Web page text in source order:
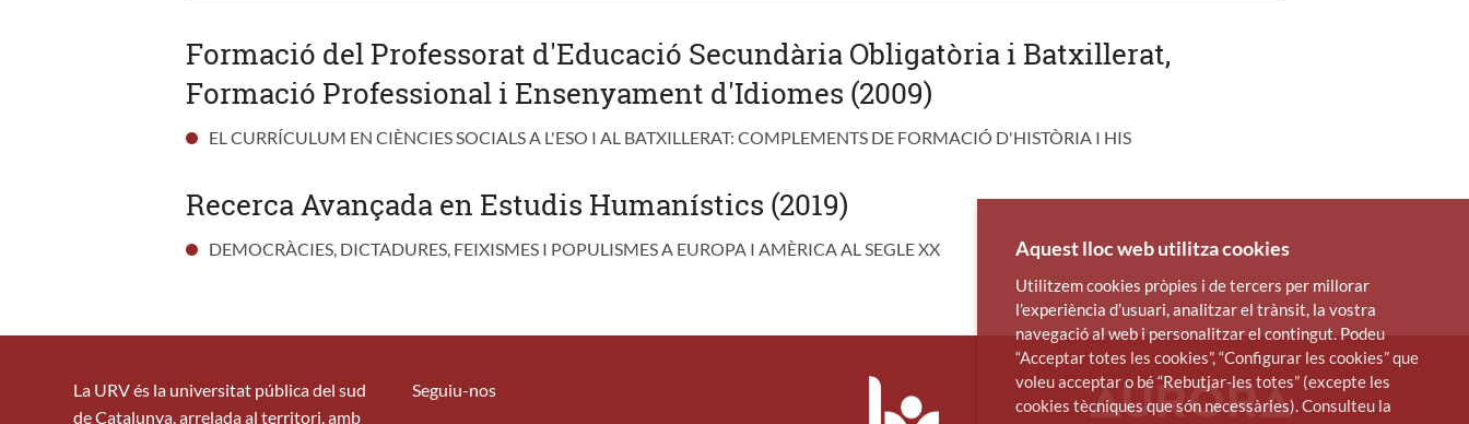
Formació del Professorat d'Educació Secundària Obligatòria i Batxillerat,
Formació Professional i Ensenyament d'Idiomes (2009)
EL CURRÍCULUM EN CIÈNCIES SOCIALS A L'ESO I AL BATXILLERAT: COMPLEMENTS DE FORMACIÓ D'HISTÒRIA I HIS
Recerca Avançada en Estudis Humanístics (2019)
DEMOCRÀCIES, DICTADURES, FEIXISMES I POPULISMES A EUROPA I AMÈRICA AL SEGLE XX
La URV és la universitat pública del sud
de Catalunya, arrelada al territori, amb
Seguiu-nos
Aquest lloc web utilitza cookies
Utilitzem cookies pròpies i de tercers per millorar
l’experiència d’usuari, analitzar el trànsit, la vostra
navegació al web i personalitzar el contingut. Podeu
“Acceptar totes les cookies”, “Configurar les cookies” que
voleu acceptar o bé “Rebutjar-les totes” (excepte les
cookies tècniques que són necessàries). Consulteu la